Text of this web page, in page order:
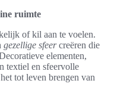
ruimte
of kil aan te voelen.
gezellige sfeercreëren die
elementen,
textiel en sfeervolle
tot leven brengen van